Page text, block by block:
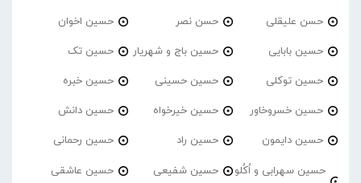
حسن علیقلی حسن نصر حسین اخوان
حسین بابایی حسین باج و شهریار حسین تک
حسین توکلی حسین حسینی حسین خبره
حسین خسروخاور حسین خیرخواه حسین دانش
حسین دایمون حسین راد حسین رحمانی
حسین سهرابی و اُکُلو
حسین شفیعی حسین عاشقی